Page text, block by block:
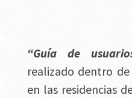
“Guía de
realizado dentro
en las residencias